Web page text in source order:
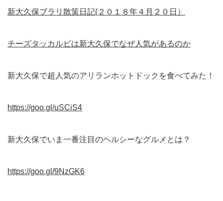
新大久保ブラリ散策日記(２０１８年４月２０日）
チーズタッカルビは新大久保でなぜ人気があるのか
新大久保で超人気のアリランホットドックを食べてみた！
https://goo.gl/uSCiS4
新大久保でいま一番注目のヘルシーなグルメとは？
https://goo.gl/9NzGK6